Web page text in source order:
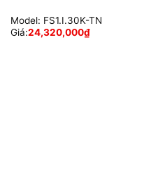
Model: FS1.I.30K-TN
Giá:24,320,000₫